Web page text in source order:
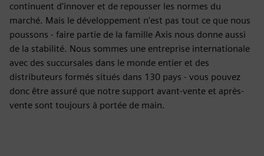
continuent d'innover et de repousser les normes du
marché. Mais le développement n'est pas tout ce que nous
poussons - faire partie de la famille Axis nous donne aussi
de la stabilité. Nous sommes une entreprise internationale
avec des succursales dans le monde entier et des
distributeurs formés situés dans 130 pays - vous pouvez
donc être assuré que notre support avant-vente et après-
vente sont toujours à portée de main.